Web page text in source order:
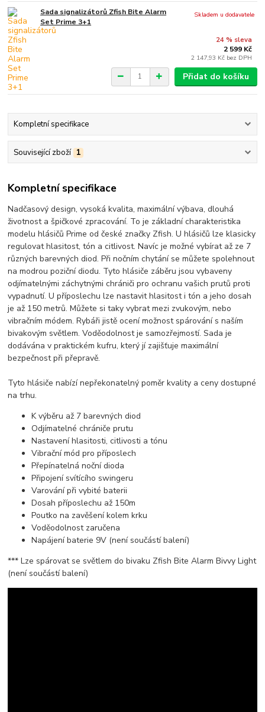
Sada signalizátorů Zfish Bite Alarm
Set Prime 3+1
24 % sleva
2 599 Kč
2 147,93 Kč bez DPH
Skladem u dodavatele
Přidat do košíku
Kompletní specifikace
Související zboží 1
Kompletní specifikace
Nadčasový design, vysoká kvalita, maximální výbava, dlouhá
životnost a špičkové zpracování. To je základní charakteristika
modelu hlásičů Prime od české značky Zfish. U hlásičů lze klasicky
regulovat hlasitost, tón a citlivost. Navíc je možné vybírat až ze 7
různých barevných diod. Při nočním chytání se můžete spolehnout
na modrou poziční diodu. Tyto hlásiče záběru jsou vybaveny
odjímatelnými záchytnými chrániči pro ochranu vašich prutů proti
vypadnutí. U příposlechu lze nastavit hlasitost i tón a jeho dosah
je až 150 metrů. Můžete si taky vybrat mezi zvukovým, nebo
vibračním módem. Rybáři jistě ocení možnost spárování s naším
bivakovým světlem. Voděodolnost je samozřejmostí. Sada je
dodávána v praktickém kufru, který jí zajišťuje maximální
bezpečnost při přepravě.
Tyto hlásiče nabízí nepřekonatelný poměr kvality a ceny dostupné
na trhu.
K výběru až 7 barevných diod
Odjímatelné chrániče prutu
Nastavení hlasitosti, citlivosti a tónu
Vibrační mód pro příposlech
Přepínatelná noční dioda
Připojení svítícího swingeru
Varování při vybité baterii
Dosah příposlechu až 150m
Poutko na zavěšení kolem krku
Voděodolnost zaručena
Napájení baterie 9V (není součástí balení)
*** Lze spárovat se světlem do bivaku Zfish Bite Alarm Bivvy Light
(není součástí balení)